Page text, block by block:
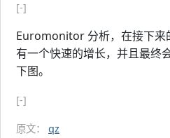
[-]
Euromonitor 分析，在接下来
有一个快速的增长，并且最终
下图。
[-]
原文： qz